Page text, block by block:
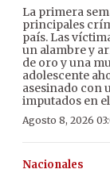
La primera
principales
país. Las
un alambre y
de oro y una
adolescente
asesinado con
imputados en
Agosto 8, 2026
Nacionales